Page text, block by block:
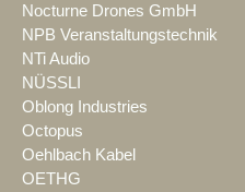
Nocturne Drones GmbH
NPB Veranstaltungstechnik
NTi Audio
NÜSSLI
Oblong Industries
Octopus
Oehlbach Kabel
OETHG